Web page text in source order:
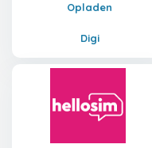
Opladen
Digi